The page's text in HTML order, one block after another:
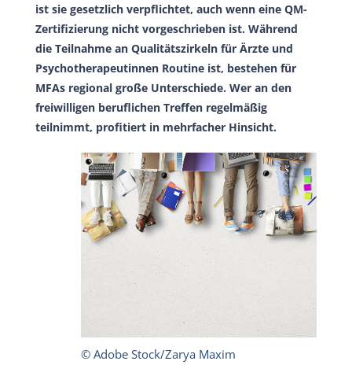
ist sie gesetzlich verpflichtet, auch wenn eine QM-
Zertifizierung nicht vorgeschrieben ist. Während
die Teilnahme an Qualitätszirkeln für Ärzte und
Psychotherapeutinnen Routine ist, bestehen für
MFAs regional große Unterschiede. Wer an den
freiwilligen beruflichen Treffen regelmäßig
teilnimmt, profitiert in mehrfacher Hinsicht.
© Adobe Stock/Zarya Maxim